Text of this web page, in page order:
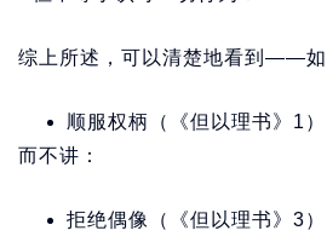
综上所述，可以清楚地看到——如
顺服权柄（《但以理书》1）
而不讲：
拒绝偶像（《但以理书》3）